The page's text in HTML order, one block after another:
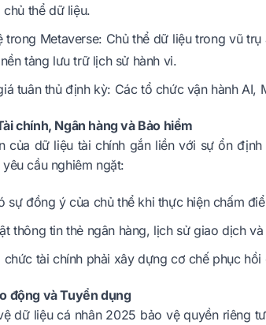
chủ thể dữ liệu.
trong Metaverse: Chủ thể dữ liệu trong vũ
tảng lưu trữ lịch sử hành vi.
tuân thủ định kỳ: Các tổ chức vận hành AI,
chính, Ngân hàng và Bảo hiểm
của dữ liệu tài chính gắn liền với sự ổn
cầu nghiêm ngặt:
sự đồng ý của chủ thể khi thực hiện chấm
thông tin thẻ ngân hàng, lịch sử giao dịch
chức tài chính phải xây dựng cơ chế phục
động và Tuyển dụng
dữ liệu cá nhân 2025 bảo vệ quyền riêng